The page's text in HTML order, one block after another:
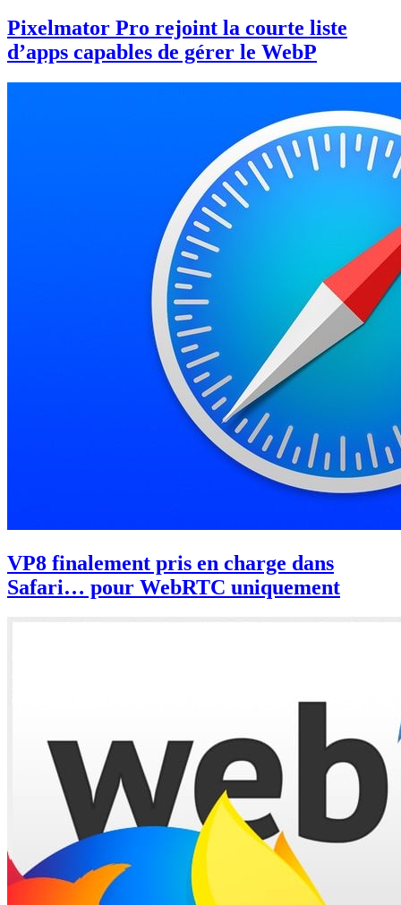
Pixelmator Pro rejoint la courte liste
d’apps capables de gérer le WebP
VP8 finalement pris en charge dans
Safari… pour WebRTC uniquement